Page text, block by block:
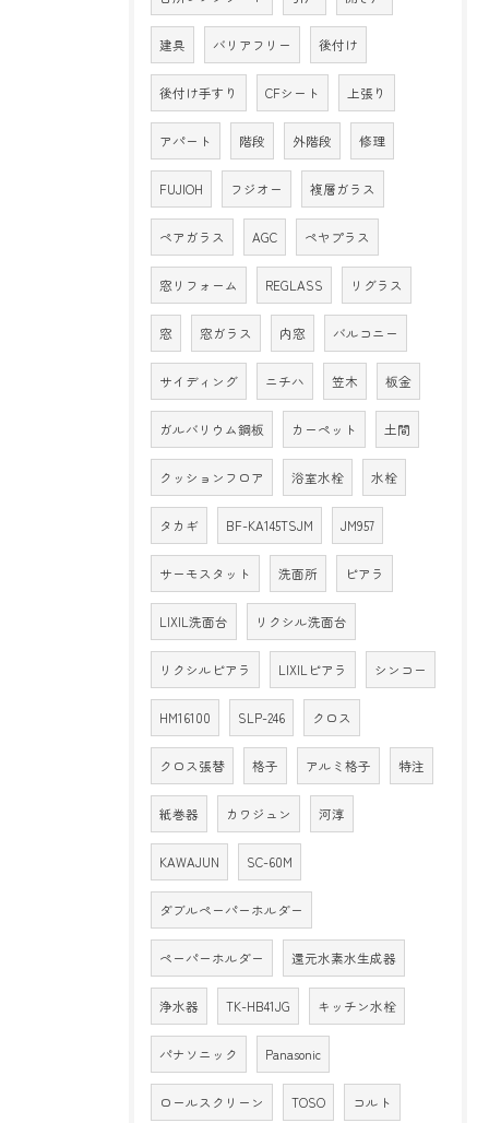
建具 バリアフリー 後付け
後付け手すり CFシート 上張り
アパート 階段 外階段 修理
FUJIOH フジオー 複層ガラス
ペアガラス AGC ペヤプラス
窓リフォーム REGLASS リグラス
窓 窓ガラス 内窓 バルコニー
サイディング ニチハ 笠木 板金
ガルバリウム鋼板 カーペット 土間
クッションフロア 浴室水栓 水栓
タカギ BF-KA145TSJM JM957
サーモスタット 洗面所 ピアラ
LIXIL洗面台 リクシル洗面台
リクシルピアラ LIXILピアラ シンコー
HM16100 SLP-246 クロス
クロス張替 格子 アルミ格子 特注
紙巻器 カワジュン 河淳
KAWAJUN SC-60M
ダブルペーパーホルダー
ペーパーホルダー 還元水素水生成器
浄水器 TK-HB41JG キッチン水栓
パナソニック Panasonic
ロールスクリーン TOSO コルト